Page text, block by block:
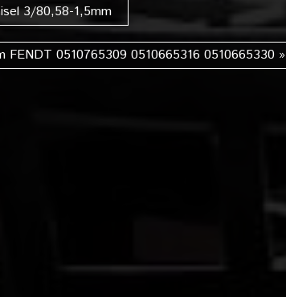
3/80,58-1,5mm
FENDT 0510765309 0510665316 0510665330 »